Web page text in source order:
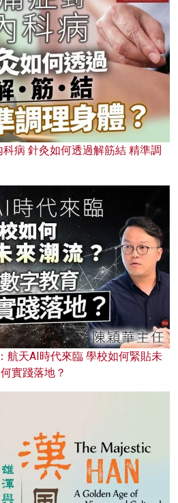
病 針灸如何透過解筋結 精準調
航天AI時代來臨 學校如何緊貼未
實踐落地？